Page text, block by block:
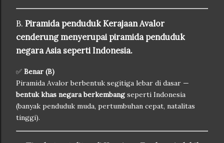
B. Piramida penduduk Kerajaan Avalor
cenderung menyerupai piramida penduduk
negara Asia seperti Indonesia.
✅ Benar (B)
Piramida Avalor berbentuk segitiga lebar di dasar —
bentuk khas negara berkembangseperti Indonesia
(banyak penduduk muda, pertumbuhan cepat, natalitas
tinggi).